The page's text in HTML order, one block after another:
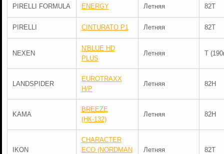
PIRELLI FORMULA ENERGY Летняя 82T
PIRELLI CINTURATO P1 Летняя 82T
NEXEN
N'BLUE HD
PLUS
Летняя T
LANDSPIDER
EUROTRAXX
H/P
Летняя 82H
KAMA
BREEZE
(НК-132)
Летняя 82H
IKON
CHARACTER
ECO (NORDMAN
Летняя 82T